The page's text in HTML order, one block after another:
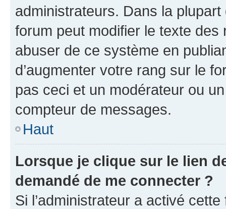
administrateurs. Dans la
forum peut modifier le texte
abuser de ce système en
d’augmenter votre rang sur le
pas ceci et un modérateur ou
compteur de messages.
Haut
Lorsque je clique sur le lien
demandé de me connecter ?
Si l’administrateur a activé